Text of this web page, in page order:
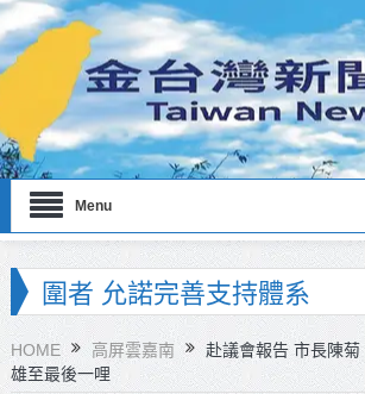
Menu
海巡署南部分署主官大換
勉提升巡防戰力
北市鮮奶週報再升級！8
HOME 高屏雲嘉南
赴議會報告 市長陳
雄至最後一哩